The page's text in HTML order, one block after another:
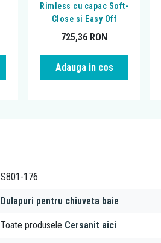
Rimless cu capac Soft-
Close si Easy Off
725,36 RON
Adauga in cos
S801-176
Dulapuri pentru chiuveta baie
Toate produsele Cersanit aici